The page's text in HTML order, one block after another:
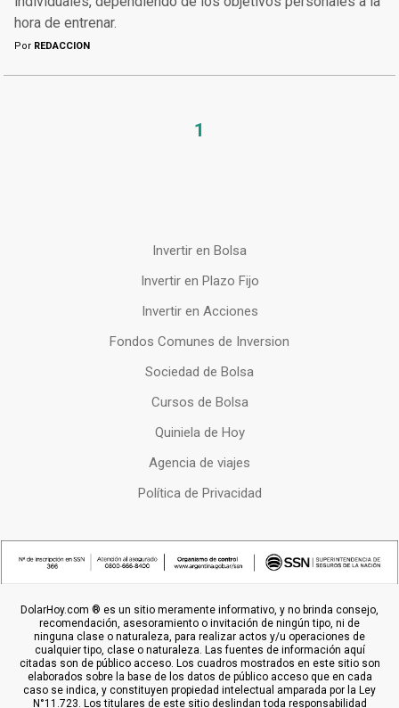
hora de entrenar.
Por REDACCION
1
Invertir en Bolsa
Invertir en Plazo Fijo
Invertir en Acciones
Fondos Comunes de Inversion
Sociedad de Bolsa
Cursos de Bolsa
Quiniela de Hoy
Agencia de viajes
Política de Privacidad
DolarHoy.com ® es un sitio meramente informativo, y no brinda consejo,
recomendación, asesoramiento o invitación de ningún tipo, ni de
ninguna clase o naturaleza, para realizar actos y/u operaciones de
cualquier tipo, clase o naturaleza. Las fuentes de información aquí
citadas son de público acceso. Los cuadros mostrados en este sitio son
elaborados sobre la base de los datos de público acceso que en cada
caso se indica, y constituyen propiedad intelectual amparada por la Ley
N°11.723. Los titulares de este sitio deslindan toda responsabilidad